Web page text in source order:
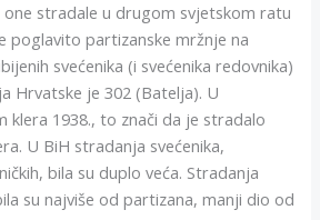
stradale u drugom svjetskom ratu
poglavito partizanske mržnje na
svećenika (i svećenika redovnika)
Hrvatske je 302 (Batelja). U
klera 1938., to znači da je stradalo
U BiH stradanja svećenika,
bila su duplo veća. Stradanja
su najviše od partizana, manji dio od